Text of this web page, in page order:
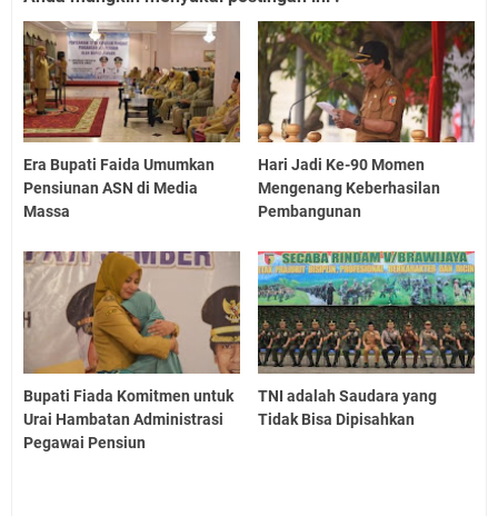
Era Bupati Faida Umumkan
Pensiunan ASN di Media
Massa
Hari Jadi Ke-90 Momen
Mengenang Keberhasilan
Pembangunan
Bupati Fiada Komitmen untuk
Urai Hambatan Administrasi
Pegawai Pensiun
TNI adalah Saudara yang
Tidak Bisa Dipisahkan